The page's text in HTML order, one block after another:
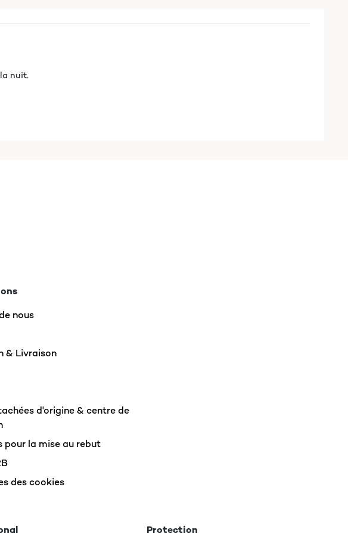
nuit.
nous
& Livraison
d'origine & centre de
pour la mise au rebut
des cookies
Protection